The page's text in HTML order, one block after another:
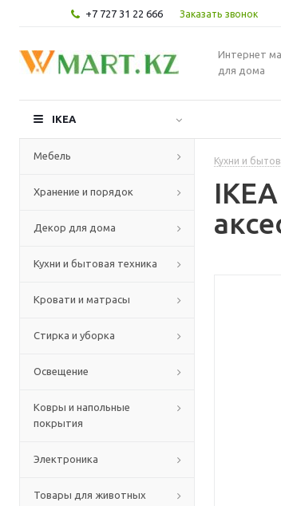
+7 727 31 22 666 Заказать звонок
Интернет
для дома
IKEA
Мебель
Хранение и порядок
Декор для дома
Кухни и бытовая техника
Кровати и матрасы
Стирка и уборка
Освещение
Ковры и напольные
покрытия
Электроника
Товары для животных
Кухни и